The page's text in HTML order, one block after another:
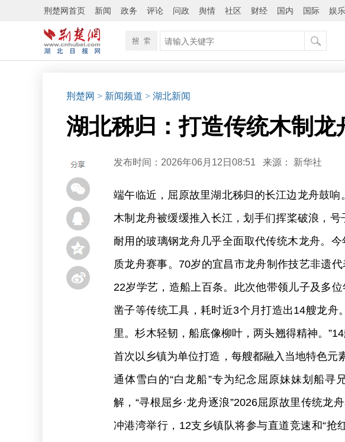
荆楚网首页 新闻 政务 评论 问政 舆情 社区 财经 国内 国际 娱乐
荆楚网 > 新闻频道 > 湖北新闻
湖北秭归：打造传统木制龙
发布时间：2026年06月12日08:51 来源： 新华社
端午临近，屈原故里湖北秭归的长江边龙舟鼓
木制龙舟被缓缓推入长江，划手们挥桨破浪，
耐用的玻璃钢龙舟几乎全面取代传统木龙舟。
质龙舟赛事。70岁的宜昌市龙舟制作技艺非遗
22岁学艺，造船上百条。此次他带领儿子及多
凿子等传统工具，耗时近3个月打造出14艘龙舟
里。杉木轻韧，船底像柳叶，两头翘得精神。
首次以乡镇为单位打造，每艘都融入当地特色元
通体雪白的“白龙船”专为纪念屈原妹妹划船寻
解，“寻根屈乡·龙舟逐浪”2026屈原故里传统龙
冲港湾举行，12支乡镇队将参与直道竞速和“抢